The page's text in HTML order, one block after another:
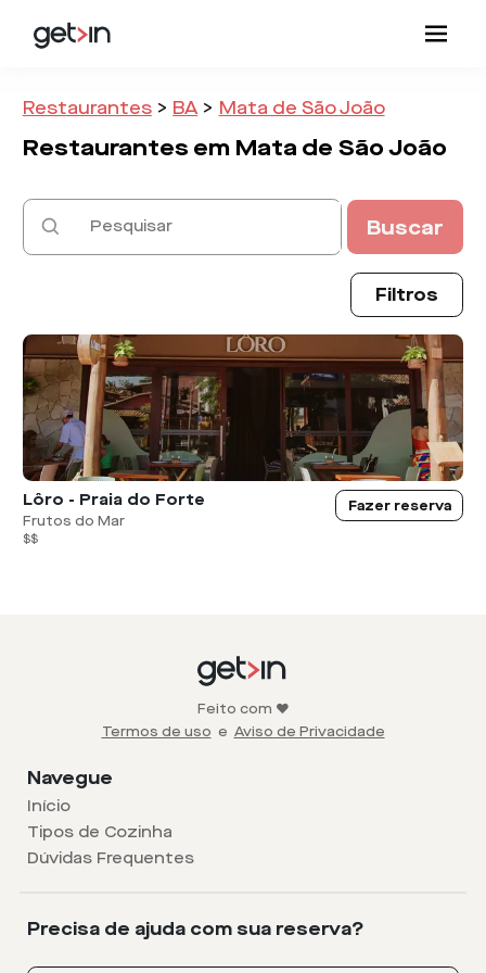
Restaurantes > BA > Mata de São João
Restaurantes em Mata de São João
Buscar
Filtros
Lôro - Praia do Forte
Frutos do Mar
$$
Fazer reserva
Feito com ❤️
Termos de uso e Aviso de Privacidade
Navegue
Início
Tipos de Cozinha
Dúvidas Frequentes
Precisa de ajuda com sua reserva?